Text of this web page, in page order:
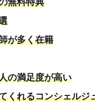
が多く在籍
の満足度が高い
くれるコンシェルジ